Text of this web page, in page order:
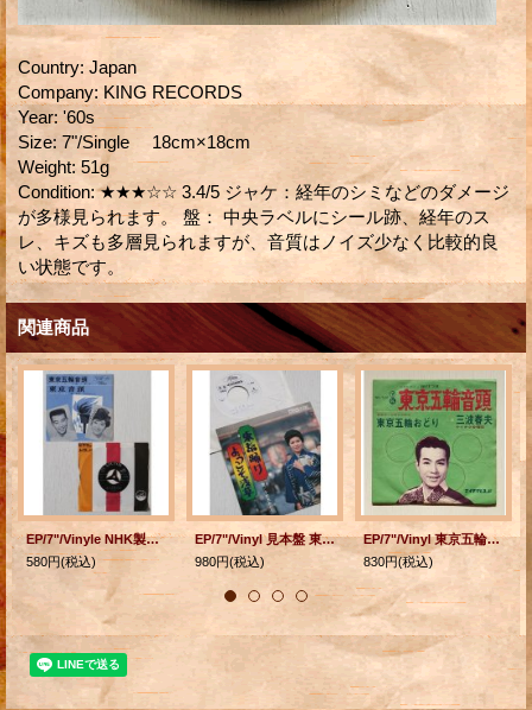
Country: Japan
Company: KING RECORDS
Year: '60s
Size: 7"/Single 18cm×18cm
Weight: 51g
Condition: ★★★☆☆ 3.4/5 ジャケ：経年のシミなどのダメージ
が多様見られます。 盤： 中央ラベルにシール跡、経年のス
レ、キズも多層見られますが、音質はノイズ少なく比較的良
い状態です。
関連商品
EP/7"/Vinyle NHK製作 『東京五輪音頭/東京音頭』 橋 幸夫・三沢あけみ (1964) Victor
580円(税込)
EP/7"/Vinyl 見本盤 東京踊り ようこそ浅草 十和田みどり Toshiba
980円(税込)
EP/7"/Vinyl 東京五輪音頭 東京五輪おどり 三波春夫 テイチク合唱団 (1963) TEICHIKU
830円(税込)